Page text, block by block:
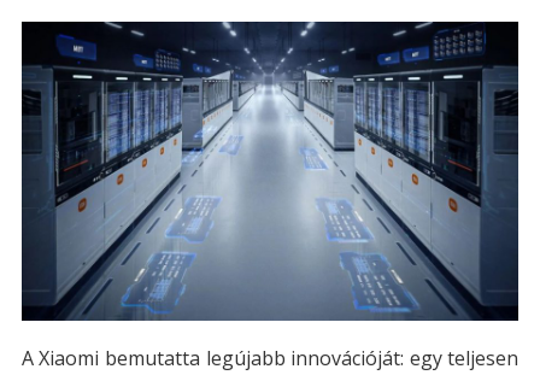
A Xiaomi bemutatta legújabb innovációját: egy teljesen